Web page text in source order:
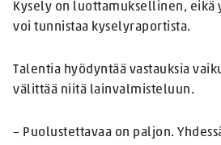
Kysely on luottamuksellinen, eikä
voi tunnistaa kyselyraportista.
Talentia hyödyntää vastauksia
välittää niitä lainvalmisteluun.
– Puolustettavaa on paljon.